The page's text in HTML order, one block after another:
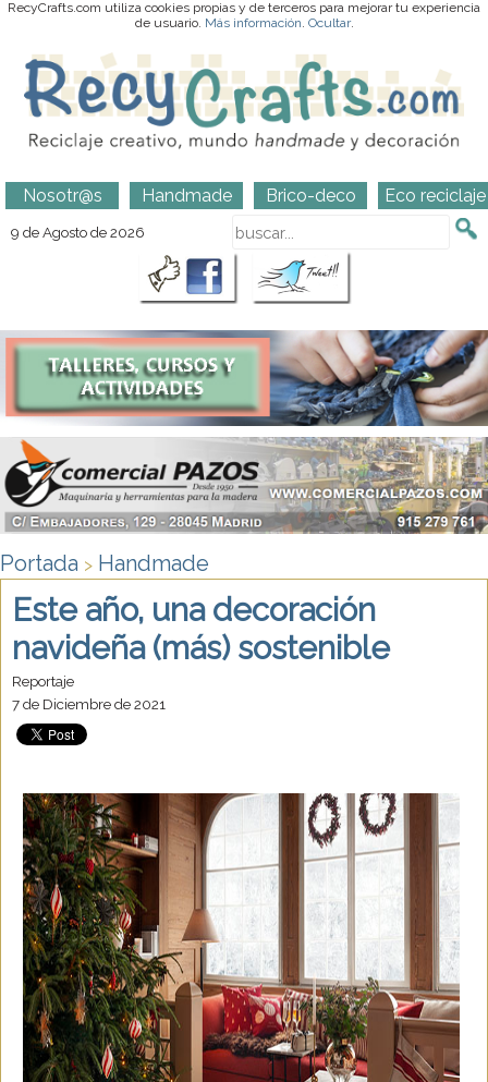
RecyCrafts.com utiliza cookies propias y de terceros para mejorar tu experiencia
de usuario. Más información. Ocultar.
Nosotr@s Handmade Brico-deco Eco reciclaje
9 de Agosto de 2026
Portada > Handmade
Este año, una decoración
navideña (más) sostenible
Reportaje
7 de Diciembre de 2021